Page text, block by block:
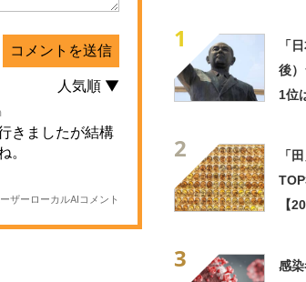
1
「
後
1位
2
「
【
3
感